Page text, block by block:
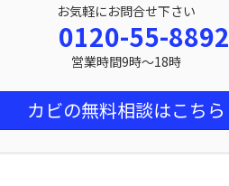
お気軽にお問合せ下さい
0120-55-8892
営業時間9時～18時
カビの無料相談はこちら